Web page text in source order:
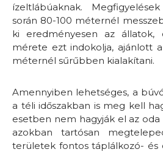
ízeltlábúaknak.
során 80-100 méternél
ki eredményesen az
mérete ezt indokolja, ajánlott
méternél sűrűbben kialakítani.
Amennyiben lehetséges, a
a téli időszakban is meg kell
esetben nem hagyják el az
azokban tartósan
területek fontos táplálkozó- és